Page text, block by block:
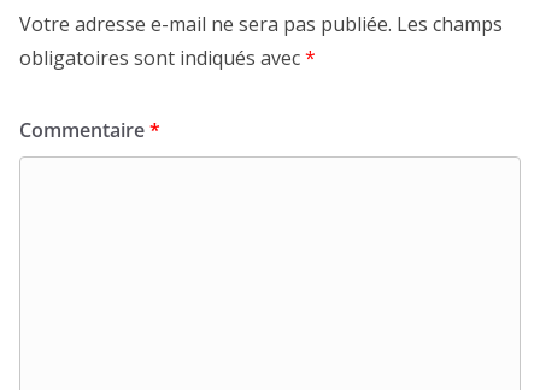
Votre adresse e-mail ne sera pas publiée. Les champs
obligatoires sont indiqués avec*
Commentaire*